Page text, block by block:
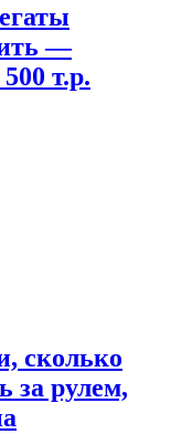
—
т.р.
сколько
за рулем,